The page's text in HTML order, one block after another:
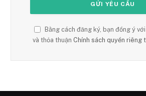
Bằng cách đăng ký, bạn đồng ý
và thỏa thuận Chính sách quyền riêng